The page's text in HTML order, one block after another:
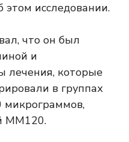
исследовании.
что он был
и
лечения, которые
в группах
микрограммов,
MM120.